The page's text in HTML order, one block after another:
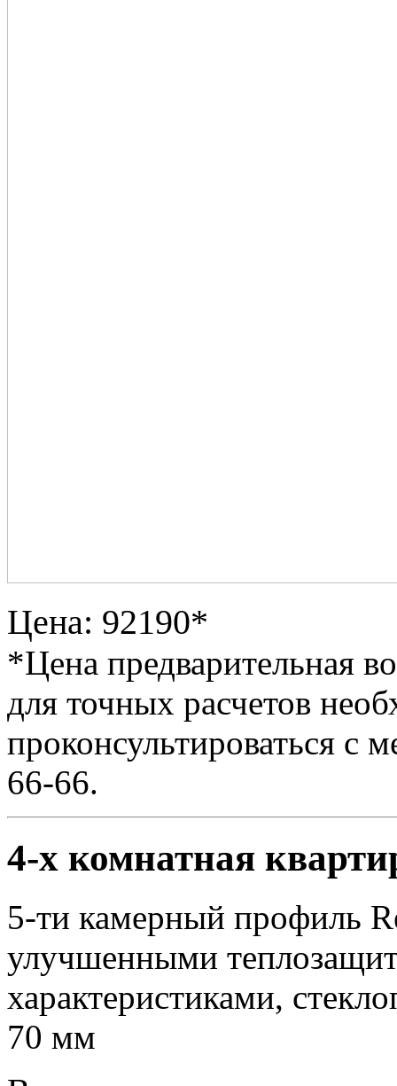
Цена: 92190*
*Цена предварительная
для точных расчетов
проконсультироваться с
66-66.
4-х комнатная
5-ти камерный профиль
улучшенными
характеристиками,
70 мм